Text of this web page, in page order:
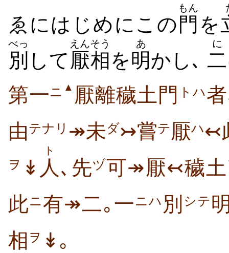
ゑにはじめにこの 門
もん
を
別
べっ
して 厭相
えんそう
を明
あ
かし､ 二
に
第一ニ ▲ 厭離穢土門 トハ
由テナリ ↠未ダ↣嘗テ 厭ハ↢
ヲ ↡ 人
ト
､先ヅ可↠厭↢穢土
此ニ有↠二｡一ニハ 別 シテ
相 ヲ ↡｡